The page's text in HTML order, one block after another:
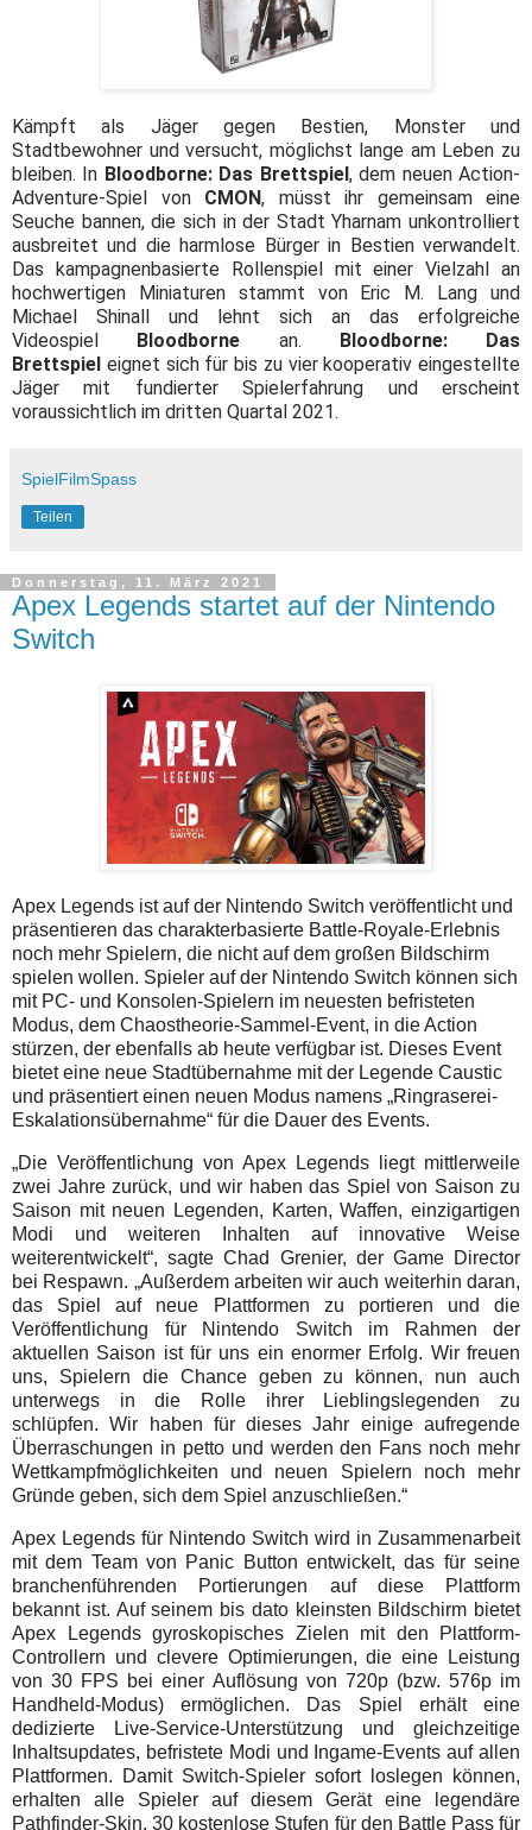
Kämpft als Jäger gegen Bestien, Monster und
Stadtbewohner und versucht, möglichst lange am Leben zu
bleiben. In Bloodborne: Das Brettspiel, dem neuen Action-
Adventure-Spiel von CMON, müsst ihr gemeinsam eine
Seuche bannen, die sich in der Stadt Yharnam unkontrolliert
ausbreitet und die harmlose Bürger in Bestien verwandelt.
Das kampagnenbasierte Rollenspiel mit einer Vielzahl an
hochwertigen Miniaturen stammt von Eric M. Lang und
Michael Shinall und lehnt sich an das erfolgreiche
Videospiel Bloodborne an. Bloodborne: Das
Brettspiel eignet sich für bis zu vier kooperativ eingestellte
Jäger mit fundierter Spielerfahrung und erscheint
voraussichtlich im dritten Quartal 2021.
SpielFilmSpass
Teilen
Donnerstag, 11. März 2021
Apex Legends startet auf der Nintendo
Switch
Apex Legends ist auf der Nintendo Switch veröffentlicht und
präsentieren das charakterbasierte Battle-Royale-Erlebnis
noch mehr Spielern, die nicht auf dem großen Bildschirm
spielen wollen. Spieler auf der Nintendo Switch können sich
mit PC- und Konsolen-Spielern im neuesten befristeten
Modus, dem Chaostheorie-Sammel-Event, in die Action
stürzen, der ebenfalls ab heute verfügbar ist. Dieses Event
bietet eine neue Stadtübernahme mit der Legende Caustic
und präsentiert einen neuen Modus namens „Ringraserei-
Eskalationsübernahme“ für die Dauer des Events.
„Die Veröffentlichung von Apex Legends liegt mittlerweile
zwei Jahre zurück, und wir haben das Spiel von Saison zu
Saison mit neuen Legenden, Karten, Waffen, einzigartigen
Modi und weiteren Inhalten auf innovative Weise
weiterentwickelt“, sagte Chad Grenier, der Game Director
bei Respawn. „Außerdem arbeiten wir auch weiterhin daran,
das Spiel auf neue Plattformen zu portieren und die
Veröffentlichung für Nintendo Switch im Rahmen der
aktuellen Saison ist für uns ein enormer Erfolg. Wir freuen
uns, Spielern die Chance geben zu können, nun auch
unterwegs in die Rolle ihrer Lieblingslegenden zu
schlüpfen. Wir haben für dieses Jahr einige aufregende
Überraschungen in petto und werden den Fans noch mehr
Wettkampfmöglichkeiten und neuen Spielern noch mehr
Gründe geben, sich dem Spiel anzuschließen.“
Apex Legends für Nintendo Switch wird in Zusammenarbeit
mit dem Team von Panic Button entwickelt, das für seine
branchenführenden Portierungen auf diese Plattform
bekannt ist. Auf seinem bis dato kleinsten Bildschirm bietet
Apex Legends gyroskopisches Zielen mit den Plattform-
Controllern und clevere Optimierungen, die eine Leistung
von 30 FPS bei einer Auflösung von 720p (bzw. 576p im
Handheld-Modus) ermöglichen. Das Spiel erhält eine
dedizierte Live-Service-Unterstützung und gleichzeitige
Inhaltsupdates, befristete Modi und Ingame-Events auf allen
Plattformen. Damit Switch-Spieler sofort loslegen können,
erhalten alle Spieler auf diesem Gerät eine legendäre
Pathfinder-Skin, 30 kostenlose Stufen für den Battle Pass für